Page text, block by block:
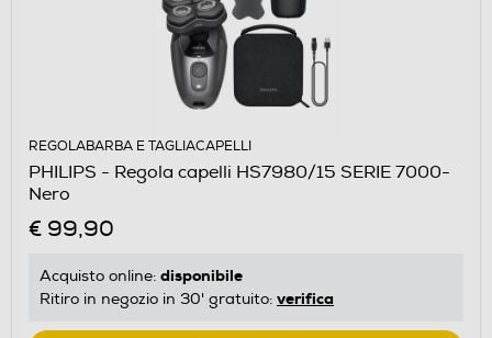
REGOLABARBA E TAGLIACAPELLI
PHILIPS - Regola capelli HS7980/15 SERIE 7000-
Nero
€ 99,90
Acquisto online: disponibile
Ritiro in negozio in 30' gratuito: verifica